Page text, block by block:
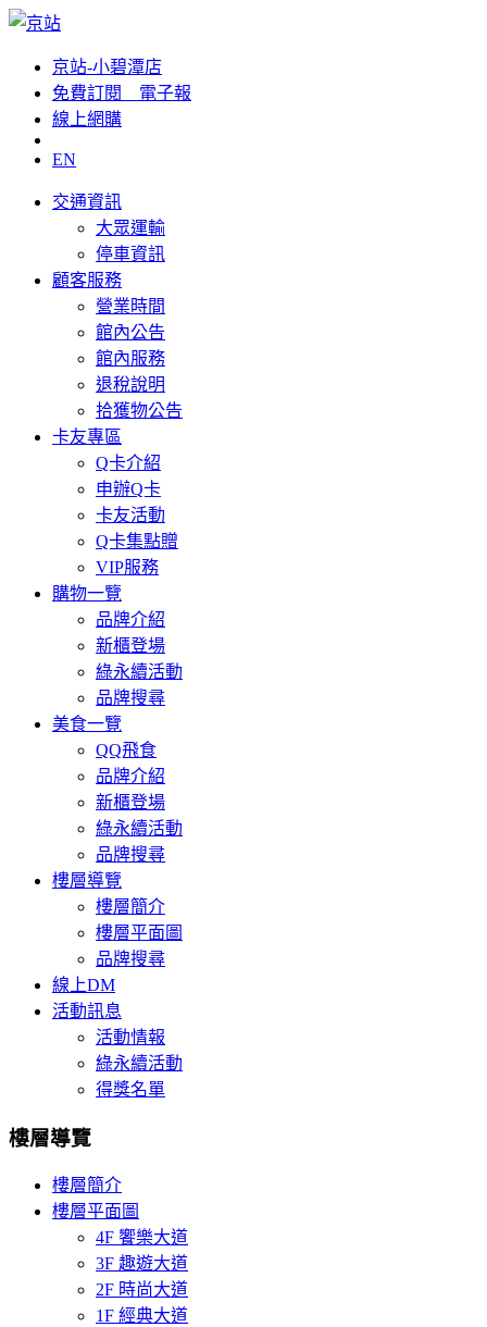
京站-小碧潭店
免費訂閱__電子報
線上網購
EN
交通資訊
大眾運輸
停車資訊
顧客服務
營業時間
館內公告
館內服務
退稅說明
拾獲物公告
卡友專區
Q卡介紹
申辦Q卡
卡友活動
Q卡集點贈
VIP服務
購物一覽
品牌介紹
新櫃登場
綠永續活動
品牌搜尋
美食一覽
QQ飛食
品牌介紹
新櫃登場
綠永續活動
品牌搜尋
樓層導覽
樓層簡介
樓層平面圖
品牌搜尋
線上DM
活動訊息
活動情報
綠永續活動
得獎名單
樓層導覽
樓層簡介
樓層平面圖
4F 饗樂大道
3F 趣遊大道
2F 時尚大道
1F 經典大道